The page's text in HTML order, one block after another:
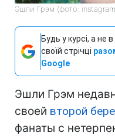
Эшли Грэм (фото:
Будь у курсі, а не
своїй стрічці
Google
Эшли Грэм
своей второй
фанаты с